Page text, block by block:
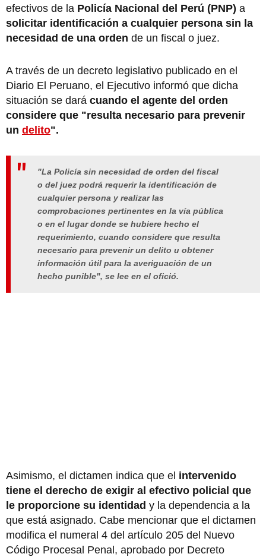
efectivos de la Policía Nacional del Perú (PNP) a
solicitar identificación a cualquier persona sin la
necesidad de una orden de un fiscal o juez.
A través de un decreto legislativo publicado en el
Diario El Peruano, el Ejecutivo informó que dicha
situación se dará cuando el agente del orden
considere que "resulta necesario para prevenir
un delito".
"La Policía sin necesidad de orden del fiscal
o del juez podrá requerir la identificación de
cualquier persona y realizar las
comprobaciones pertinentes en la vía pública
o en el lugar donde se hubiere hecho el
requerimiento, cuando considere que resulta
necesario para prevenir un delito u obtener
información útil para la averiguación de un
hecho punible", se lee en el ofició.
Asimismo, el dictamen indica que el intervenido
tiene el derecho de exigir al efectivo policial que
le proporcione su identidad y la dependencia a la
que está asignado. Cabe mencionar que el dictamen
modifica el numeral 4 del artículo 205 del Nuevo
Código Procesal Penal, aprobado por Decreto